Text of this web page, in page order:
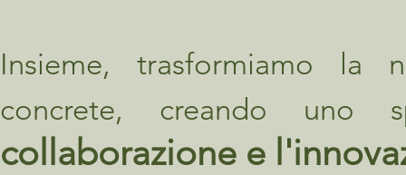
Insieme, trasformiamo la
concrete, creando uno
collaborazione e